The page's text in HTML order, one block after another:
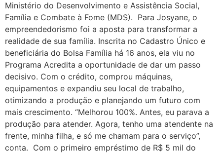
Ministério do Desenvolvimento e Assistência Social,
Família e Combate à Fome (MDS). Para Josyane, o
empreendedorismo foi a aposta para transformar a
realidade de sua família. Inscrita no Cadastro Único e
beneficiária do Bolsa Família há 16 anos, ela viu no
Programa Acredita a oportunidade de dar um passo
decisivo. Com o crédito, comprou máquinas,
equipamentos e expandiu seu local de trabalho,
otimizando a produção e planejando um futuro com
mais crescimento. “Melhorou 100%. Antes, eu parava a
produção para atender. Agora, tenho uma atendente na
frente, minha filha, e só me chamam para o serviço”,
conta. Com o primeiro empréstimo de R$ 5 mil do